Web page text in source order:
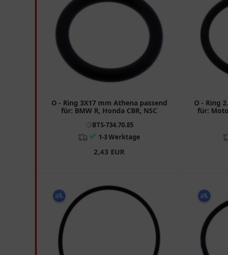
O - Ring 3X17 mm Athena passend
für: BMW R, Honda CBR, NSC
BTS-734.70.85
✅ 1-3 Werktage
2,43 EUR
O - Ring
für: Moto